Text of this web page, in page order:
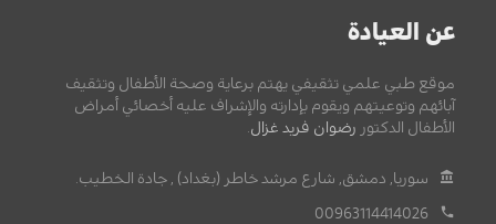
عن العيادة
موقع طبي علمي تثقيفي يهتم برعاية وصحة الأطفال وتثقيف
آبائهم وتوعيتهم ويقوم بإدارته والإشراف عليه أخصائي أمراض
الأطفال الدكتور رضوان فريد غزال.
سوريا, دمشق, شارع مرشد خاطر (بغداد) , جادة الخطيب.
00963114414026